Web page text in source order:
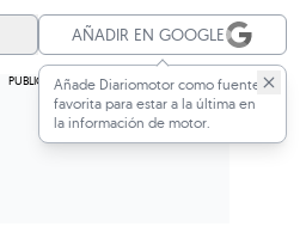
AÑADIR EN GOOGLE
Añade Diariomotor como fuente
favorita para estar a la última en
la información de motor.